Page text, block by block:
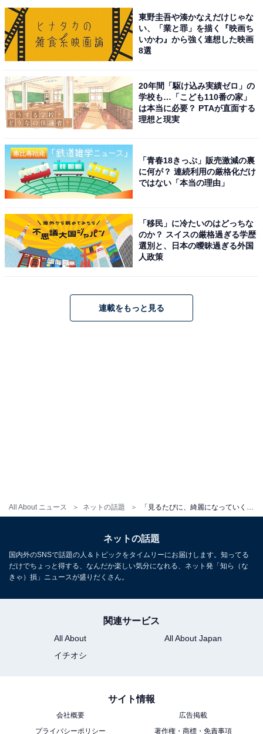
All About ニュース ネットの話題
東野圭吾や湊かなえだけじゃな
い、「業と罪」を描く『映画ち
いかわ』から強く連想した映画
8選
20年間「駆け込み実績ゼロ」の
学校も…「こども110番の家」
は本当に必要？ PTAが直面する
理想と現実
「青春18きっぷ」販売激減の裏
に何が？ 連続利用の厳格化だけ
ではない「本当の理由」
「移民」に冷たいのはどっちな
のか？ スイスの厳格過ぎる学歴
選別と、日本の曖昧過ぎる外国
人政策
連載をもっと見る
ネットの話題
国内外のSNSで話題の人＆トピックをタイムリーにお届けします。知ってる
だけでちょっと得する、なんだか楽しい気分になれる、ネット発「知ら（な
きゃ）損」ニュースが盛りだくさん。
関連サービス
All About
All About Japan
イチオシ
サイト情報
会社概要
広告掲載
プライバシーポリシー
著作権・商標・免責事項